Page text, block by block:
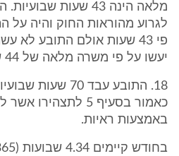
מלאה הינה 43 שעות
לגרוע מהוראות החוק והיה על
פי 43 שעות אולם התובע לא
יעשו על פי משרה מלאה של 44 ש"ש.
18. התובע עבד 70
כאמור בסעיף 5
באמצעות ראיות.